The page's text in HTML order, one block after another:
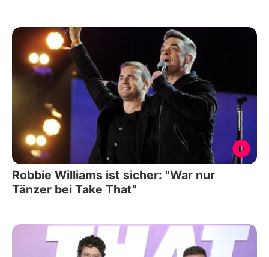
Robbie Williams ist sicher: "War nur
Tänzer bei Take That"